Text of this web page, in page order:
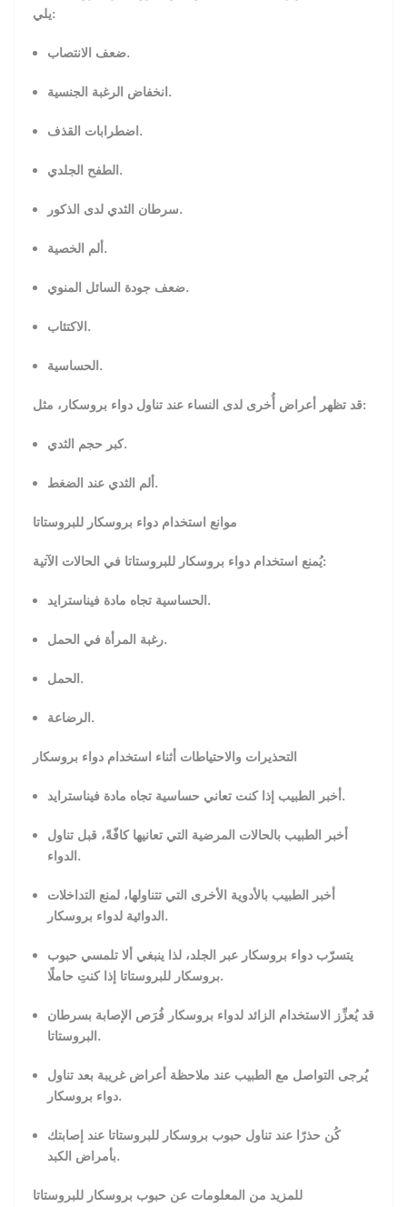
يلي:
ضعف الانتصاب.
انخفاض الرغبة الجنسية.
اضطرابات القذف.
الطفح الجلدي.
سرطان الثدي لدى الذكور.
ألم الخصية.
ضعف جودة السائل المنوي.
الاكتئاب.
الحساسية.
قد تظهر أعراض أُخرى لدى النساء عند تناول دواء بروسكار، مثل:
كبر حجم الثدي.
ألم الثدي عند الضغط.
موانع استخدام دواء بروسكار للبروستاتا
يُمنع استخدام دواء بروسكار للبروستاتا في الحالات الآتية:
الحساسية تجاه مادة فيناسترايد.
رغبة المرأة في الحمل.
الحمل.
الرضاعة.
التحذيرات والاحتياطات أثناء استخدام دواء بروسكار
أخبر الطبيب إذا كنت تعاني حساسية تجاه مادة فيناسترايد.
أخبر الطبيب بالحالات المرضية التي تعانيها كافّةً، قبل تناول
الدواء.
أخبر الطبيب بالأدوية الأخرى التي تتناولها، لمنع التداخلات
الدوائية لدواء بروسكار.
يتسرّب دواء بروسكار عبر الجلد، لذا ينبغي ألا تلمسي حبوب
بروسكار للبروستاتا إذا كنتِ حاملًا.
قد يُعزِّز الاستخدام الزائد لدواء بروسكار فُرَص الإصابة بسرطان
البروستاتا.
يُرجى التواصل مع الطبيب عند ملاحظة أعراض غريبة بعد تناول
دواء بروسكار.
كُن حذرًا عند تناول حبوب بروسكار للبروستاتا عند إصابتك
بأمراض الكبد.
للمزيد من المعلومات عن حبوب بروسكار للبروستاتا